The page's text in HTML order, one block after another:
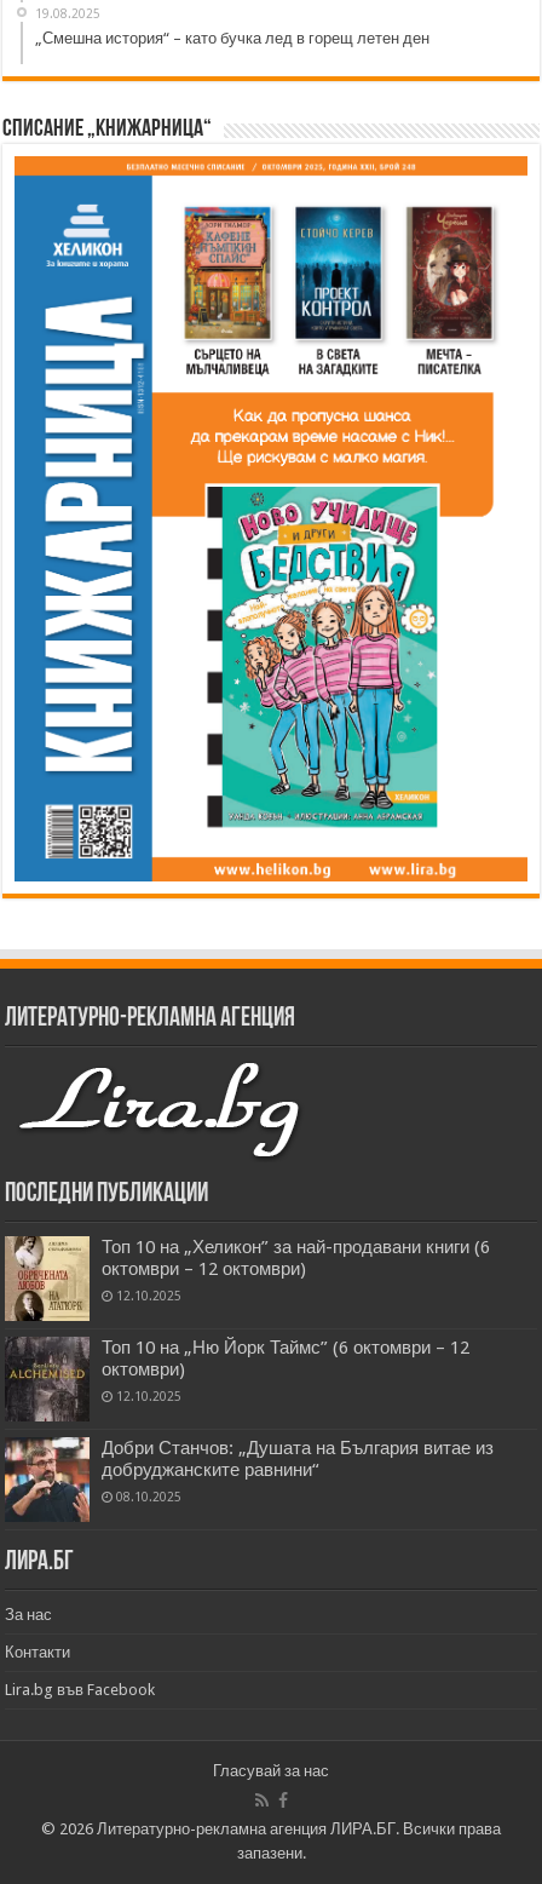
19.08.2025
„Смешна история“ – като бучка лед в горещ летен ден
Списание „Книжарница“
Литературно-рекламна агенция
Последни публикации
Топ 10 на „Хеликон” за най-продавани книги (6
октомври – 12 октомври)
12.10.2025
Топ 10 на „Ню Йорк Таймс” (6 октомври – 12
октомври)
12.10.2025
Добри Станчов: „Душата на България витае из
добруджанските равнини“
08.10.2025
Лира.бг
За нас
Контакти
Lira.bg във Facebook
Гласувай за нас
© 2026 Литературно-рекламна агенция ЛИРА.БГ. Всички права
запазени.